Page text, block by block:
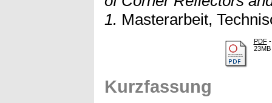
1. Masterarbeit,
PDF-
23MB
Kurzfassung